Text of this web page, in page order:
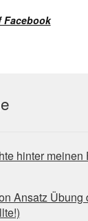
Facebook
hinter meinen
Ansatz Übung